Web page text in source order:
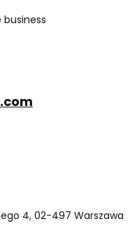
4, 02-497 Warszawa